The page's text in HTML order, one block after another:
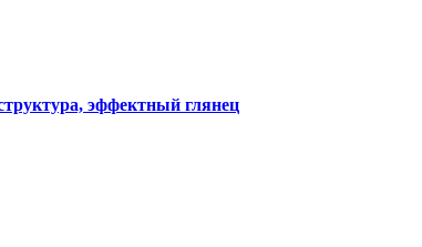
эффектный глянец